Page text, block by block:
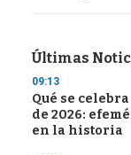
Últimas
09:13
Qué se
de 2026:
en la historia